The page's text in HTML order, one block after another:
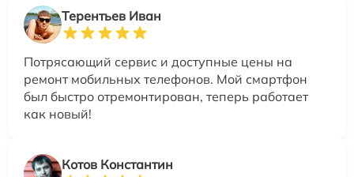
Терентьев Иван
Потрясающий сервис и доступные цены на
ремонт мобильных телефонов. Мой смартфон
был быстро отремонтирован, теперь работает
как новый!
Котов Константин